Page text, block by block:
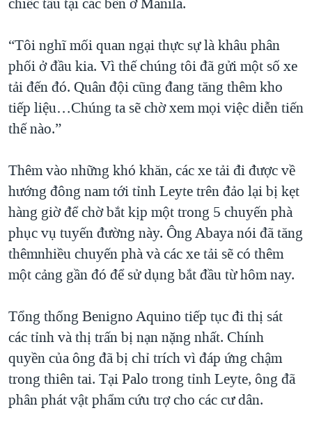
“Tôi nghĩ mối quan ngại thực sự là khâu phân
phối ở đầu kia. Vì thế chúng tôi đã gửi một số xe
tải đến đó. Quân đội cũng đang tăng thêm kho
tiếp liệu…Chúng ta sẽ chờ xem mọi việc diễn tiến
thế nào.”
Thêm vào những khó khăn, các xe tải đi được về
hướng đông nam tới tỉnh Leyte trên đảo lại bị kẹt
hàng giờ để chờ bắt kịp một trong 5 chuyến phà
phục vụ tuyến đường này. Ông Abaya nói đã tăng
thêmnhiều chuyến phà và các xe tải sẽ có thêm
một cảng gần đó để sử dụng bắt đầu từ hôm nay.
Tổng thống Benigno Aquino tiếp tục đi thị sát
các tỉnh và thị trấn bị nạn nặng nhất. Chính
quyền của ông đã bị chỉ trích vì đáp ứng chậm
trong thiên tai. Tại Palo trong tỉnh Leyte, ông đã
phân phát vật phẩm cứu trợ cho các cư dân.